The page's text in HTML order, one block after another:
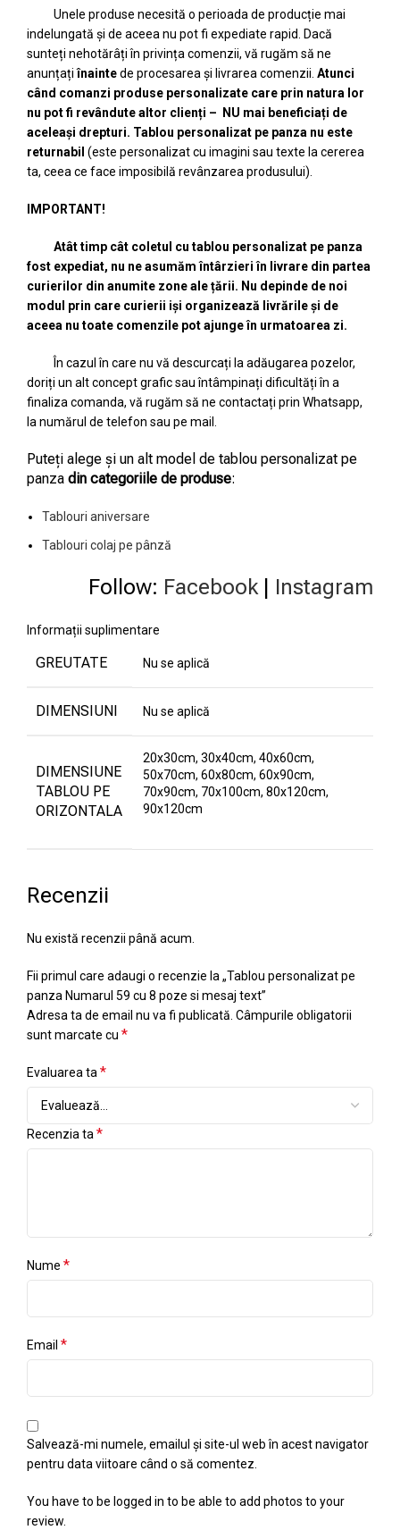
Unele produse necesită o perioada de producție mai
indelungată și de aceea nu pot fi expediate rapid. Dacă
sunteți nehotărâți în privința comenzii, vă rugăm să ne
anunțațiînaintede procesarea și livrarea comenzii. Atunci
când comanzi produse personalizate care prin natura lor
nu pot fi revândute altor clienți – NU mai beneficiați de
aceleași drepturi. Tablou personalizat pe panza nu este
returnabil (este personalizat cu imagini sau texte la cererea
ta, ceea ce face imposibilă revânzarea produsului).
IMPORTANT!
Atât timp cât coletul cu tablou personalizat pe panza
fost expediat, nu ne asumăm întârzieri în livrare din partea
curierilor din anumite zone ale țării. Nu depinde de noi
modul prin care curierii iși organizează livrările și de
aceea nu toate comenzile pot ajunge în urmatoarea zi.
În cazul în care nu vă descurcați la adăugarea pozelor,
doriți un alt concept grafic sau întâmpinați dificultăți în a
finaliza comanda, vă rugăm să ne contactați prin Whatsapp,
la numărul de telefon sau pe mail.
Puteți alege și un alt model de tablou personalizat pe
panza din categoriile de produse:
Tablouri aniversare
Tablouri colaj pe pânză
Follow: Facebook| Instagram
Informații suplimentare
GREUTATE Nu se aplică
DIMENSIUNI Nu se aplică
DIMENSIUNE
TABLOU PE
ORIZONTALA
20x30cm, 30x40cm, 40x60cm,
50x70cm, 60x80cm, 60x90cm,
70x90cm, 70x100cm, 80x120cm,
90x120cm
Recenzii
Nu există recenzii până acum.
Fii primul care adaugi o recenzie la „Tablou personalizat pe
panza Numarul 59 cu 8 poze si mesaj text”
Adresa ta de email nu va fi publicată. Câmpurile obligatorii
sunt marcate cu *
Evaluarea ta*
Recenzia ta*
Nume *
Email *
Salvează-mi numele, emailul și site-ul web în acest navigator
pentru data viitoare când o să comentez.
You have to be logged in to be able to add photos to your
review.